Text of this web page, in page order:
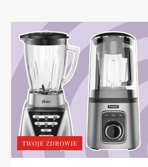
TWOJE ZDROWIE